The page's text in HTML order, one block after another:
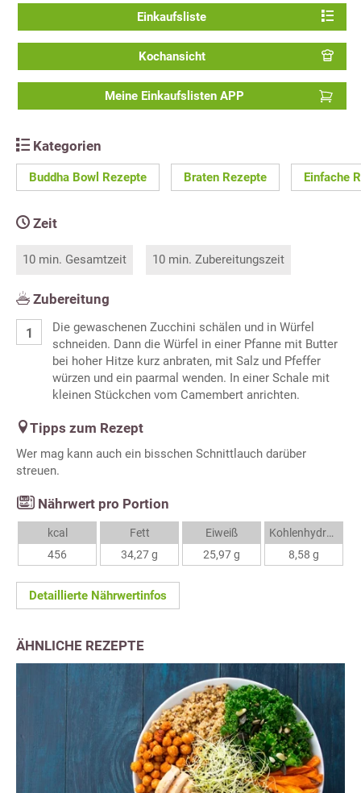
Einkaufsliste
Kochansicht
Meine Einkaufslisten APP
Kategorien
Buddha Bowl Rezepte Braten Rezepte Einfache
Zeit
10 min. Gesamtzeit 10 min. Zubereitungszeit
Zubereitung
Die gewaschenen Zucchini schälen und in Würfel
schneiden. Dann die Würfel in einer Pfanne mit Butter
bei hoher Hitze kurz anbraten, mit Salz und Pfeffer
würzen und ein paarmal wenden. In einer Schale mit
kleinen Stückchen vom Camembert anrichten.
Tipps zum Rezept
Wer mag kann auch ein bisschen Schnittlauch darüber
streuen.
Nährwert pro Portion
kcal
456
Fett
34,27 g
Eiweiß
25,97 g
Kohlenhydrate
8,58 g
Detaillierte Nährwertinfos
ÄHNLICHE REZEPTE